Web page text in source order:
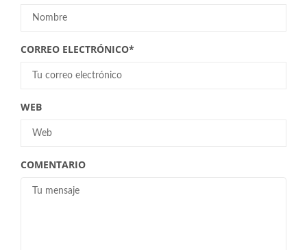
CORREO ELECTRÓNICO*
WEB
COMENTARIO